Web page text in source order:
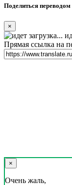
Поделиться переводом
×
Прямая ссылка на
×
Очень жаль,